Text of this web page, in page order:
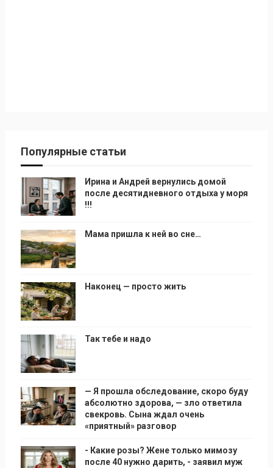
Популярные статьи
Ирина и Андрей вернулись домой
после десятидневного отдыха у моря
!!!
Мама пришла к ней во сне…
Наконец — просто жить
Так тебе и надо
— Я прошла обследование, скоро буду
абсолютно здорова, — зло ответила
свекровь. Сына ждал очень
«приятный» разговор
- Какие розы? Жене только мимозу
после 40 нужно дарить, - заявил муж